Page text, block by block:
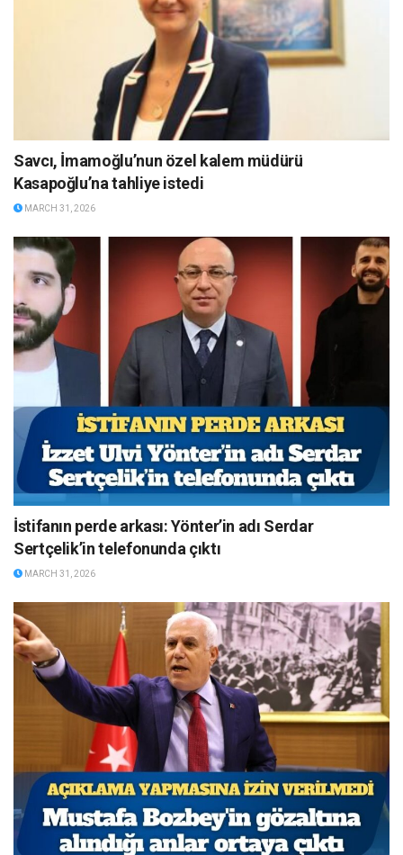
Savcı, İmamoğlu’nun özel kalem müdürü
Kasapoğlu’na tahliye istedi
MARCH 31, 2026
İstifanın perde arkası: Yönter’in adı Serdar
Sertçelik’in telefonunda çıktı
MARCH 31, 2026